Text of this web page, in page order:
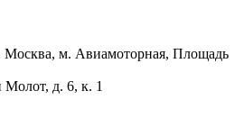
Москва, м. Авиамоторная, Площадь
Молот, д. 6, к. 1